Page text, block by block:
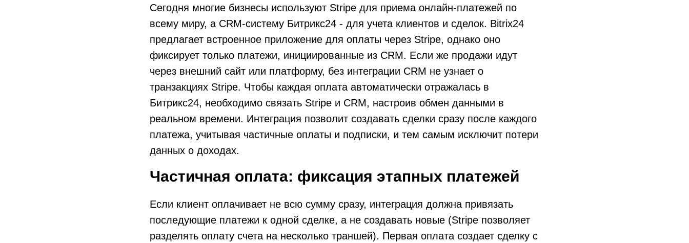
Сегодня многие бизнесы используют Stripe для приема онлайн-платежей по
всему миру, а CRM-систему Битрикс24 - для учета клиентов и сделок. Bitrix24
предлагает встроенное приложение для оплаты через Stripe, однако оно
фиксирует только платежи, инициированные из CRM. Если же продажи идут
через внешний сайт или платформу, без интеграции CRM не узнает о
транзакциях Stripe. Чтобы каждая оплата автоматически отражалась в
Битрикс24, необходимо связать Stripe и CRM, настроив обмен данными в
реальном времени. Интеграция позволит создавать сделки сразу после каждого
платежа, учитывая частичные оплаты и подписки, и тем самым исключит потери
данных о доходах.
Частичная оплата: фиксация этапных платежей
Если клиент оплачивает не всю сумму сразу, интеграция должна привязать
последующие платежи к одной сделке, а не создавать новые (Stripe позволяет
разделять оплату счета на несколько траншей). Первая оплата создает сделку с